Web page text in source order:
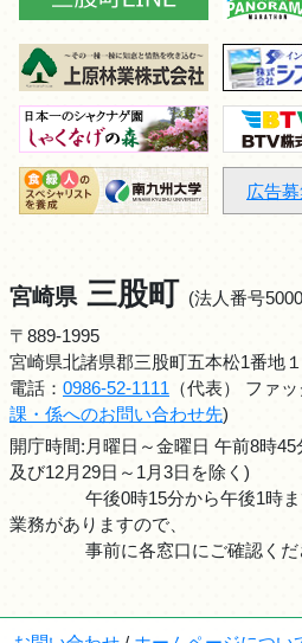
広告
宮崎県 三股町 (法人番号
〒889-1995
宮崎県北諸県郡三股町五本松1番地
電話： 0986-52-1111 （代表） ファ
課・係へのお問い合わせ先)
開庁時間:月曜日～金曜日 午前8時
及び12月29日～1月3日を除く)
午後0時15分から午後1時
業務がありますので、
事前に各窓口にご確認くだ